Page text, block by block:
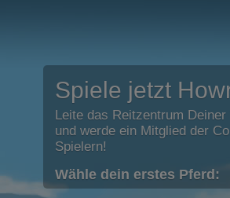
Spiele jetzt
Leite das Reitzentrum Deiner
und werde ein Mitglied der
Spielern!
Wähle dein erstes Pferd: